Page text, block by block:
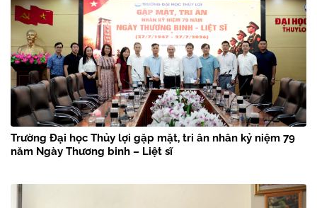
Trường Đại học Thủy lợi gặp mặt, tri ân nhân kỷ niệm 79
năm Ngày Thương binh – Liệt sĩ